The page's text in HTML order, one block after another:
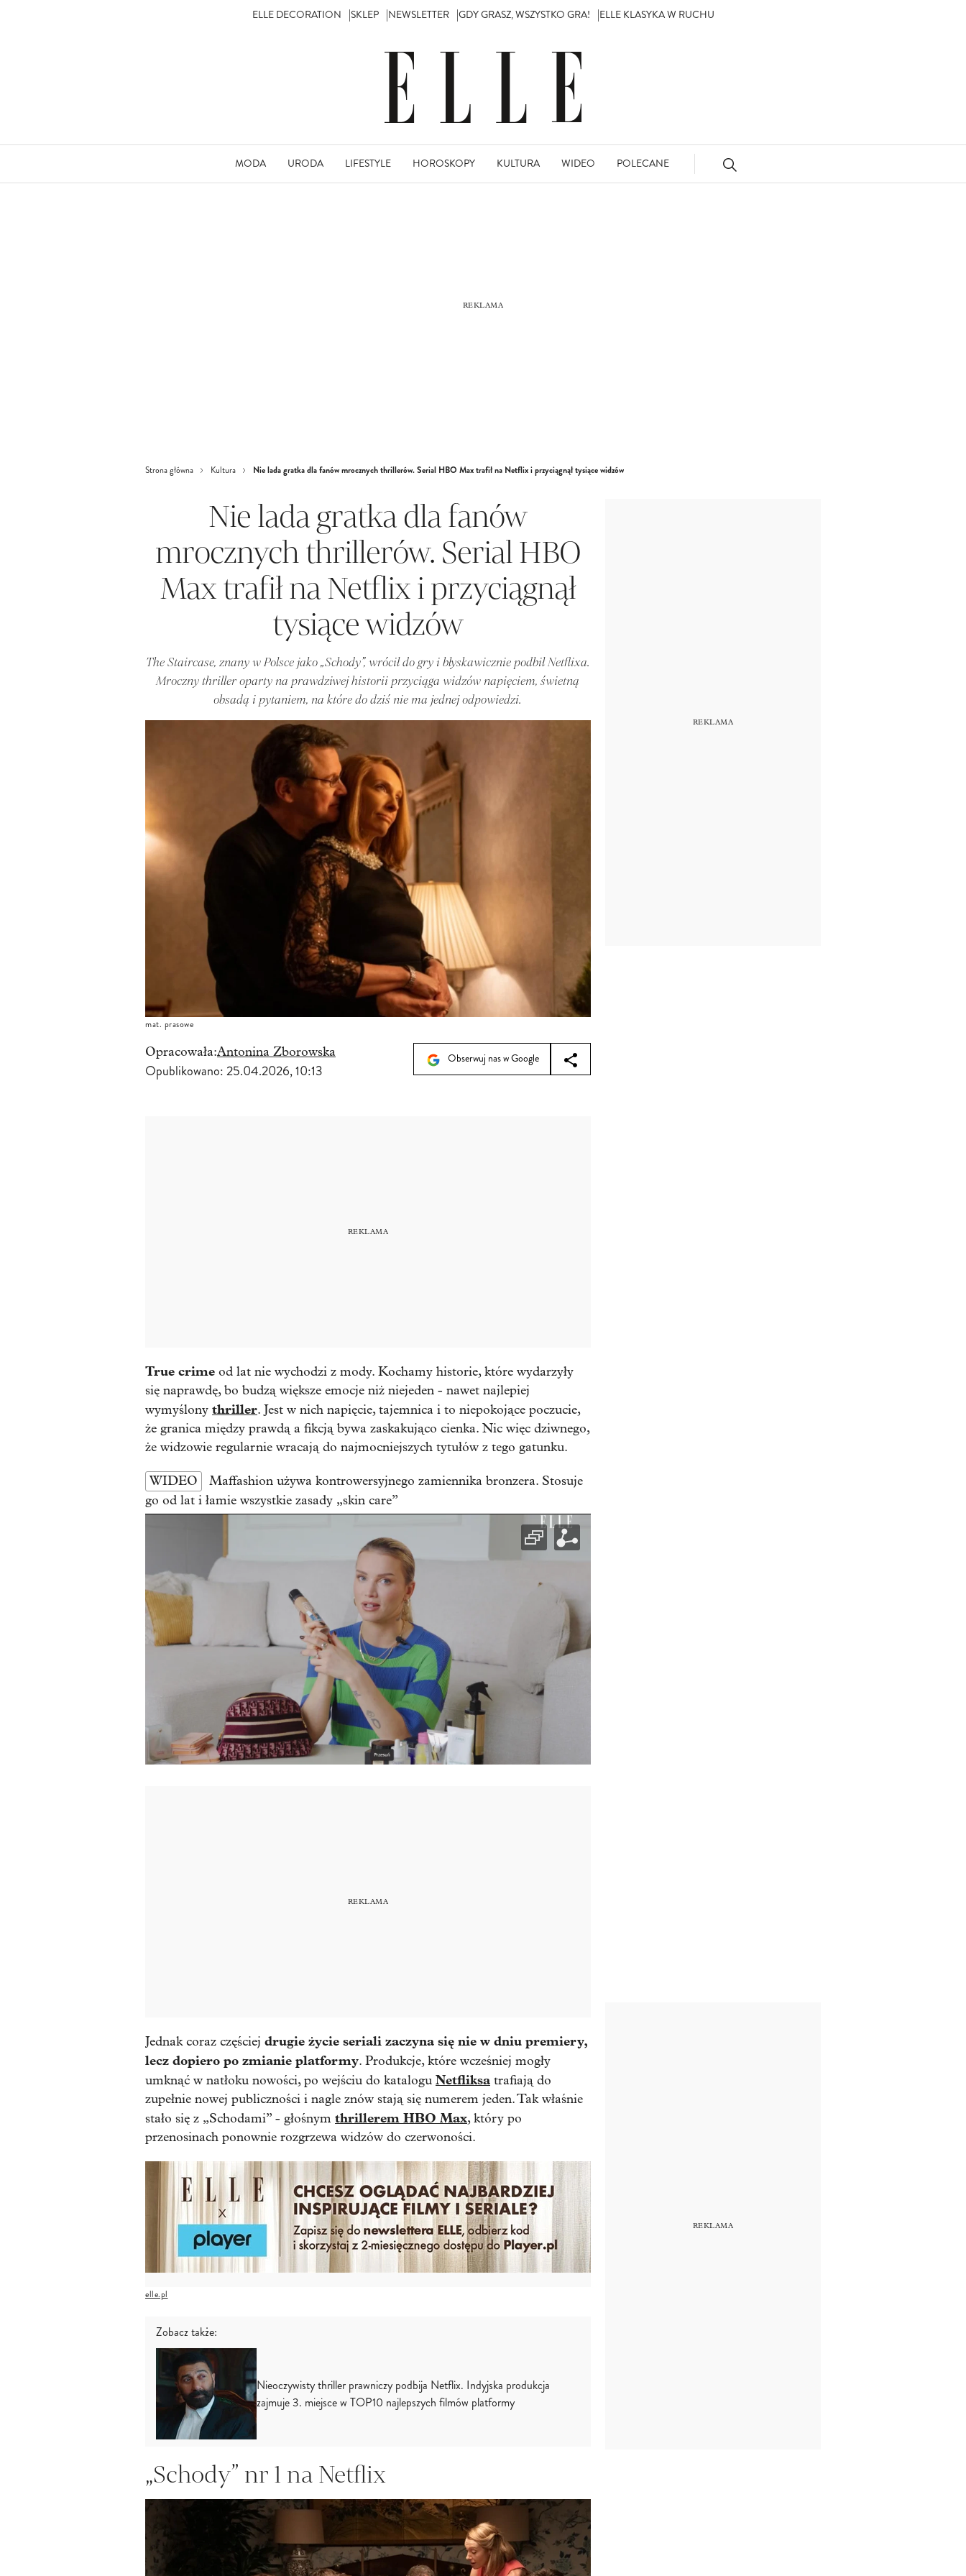
ELLE DECORATION SKLEP NEWSLETTER GDY GRASZ, WSZYSTKO GRA! ELLE KLASYKA W RUCHU
MODA URODA LIFESTYLE HOROSKOPY KULTURA WIDEO POLECANE
Strona główna Kultura Nie lada gratka dla fanów mrocznych thrillerów. Serial HBO Max trafił na Netflix i przyciągnął tysiące widzów
Nie lada gratka dla fanów
mrocznych thrillerów. Serial HBO
Max trafił na Netflix i przyciągnął
tysiące widzów
The Staircase, znany w Polsce jako „Schody”, wrócił do gry i błyskawicznie podbił Netflixa.
Mroczny thriller oparty na prawdziwej historii przyciąga widzów napięciem, świetną
obsadą i pytaniem, na które do dziś nie ma jednej odpowiedzi.
mat. prasowe
Opracowała:Antonina Zborowska
Opublikowano:25.04.2026, 10:13
Obserwuj nas w Google
True crime od lat nie wychodzi z mody. Kochamy historie, które wydarzyły
się naprawdę, bo budzą większe emocje niż niejeden - nawet najlepiej
wymyślony thriller. Jest w nich napięcie, tajemnica i to niepokojące poczucie,
że granica między prawdą a fikcją bywa zaskakująco cienka. Nic więc dziwnego,
że widzowie regularnie wracają do najmocniejszych tytułów z tego gatunku.
WIDEO
Maffashion używa kontrowersyjnego zamiennika bronzera. Stosuje
go od lat i łamie wszystkie zasady „skin care”
Jednak coraz częściej drugie życie seriali zaczyna się nie w dniu premiery,
lecz dopiero po zmianie platformy. Produkcje, które wcześniej mogły
umknąć w natłoku nowości, po wejściu do katalogu Netfliksa trafiają do
zupełnie nowej publiczności i nagle znów stają się numerem jeden. Tak właśnie
stało się z „Schodami” - głośnym thrillerem HBO Max, który po
przenosinach ponownie rozgrzewa widzów do czerwoności.
elle.pl
Zobacz także:
Nieoczywisty thriller prawniczy podbija Netflix. Indyjska produkcja
zajmuje 3. miejsce w TOP10 najlepszych filmów platformy
„Schody” nr 1 na Netflix